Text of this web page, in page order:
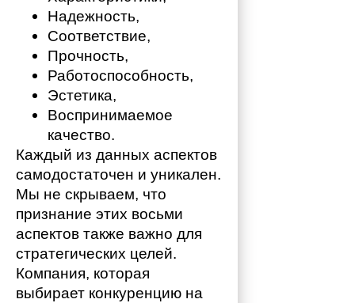
Надежность,
Соответствие,
Прочность,
Работоспособность,
Эстетика,
Воспринимаемое
качество.
Каждый из данных аспектов
самодостаточен и уникален.
Мы не скрываем, что
признание этих восьми
аспектов также важно для
стратегических целей.
Компания, которая
выбирает конкуренцию на